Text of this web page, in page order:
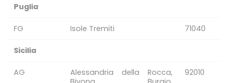
Puglia
FG Isole Tremiti 71040
Sicilia
AG
Alessandria della Rocca,
92010